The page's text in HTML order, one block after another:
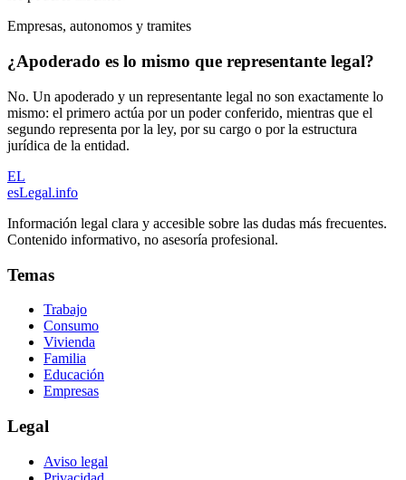
Empresas, autonomos y tramites
¿Apoderado es lo mismo que representante legal?
No. Un apoderado y un representante legal no son exactamente lo
mismo: el primero actúa por un poder conferido, mientras que el
segundo representa por la ley, por su cargo o por la estructura
jurídica de la entidad.
EL
esLegal.info
Información legal clara y accesible sobre las dudas más frecuentes.
Contenido informativo, no asesoría profesional.
Temas
Trabajo
Consumo
Vivienda
Familia
Educación
Empresas
Legal
Aviso legal